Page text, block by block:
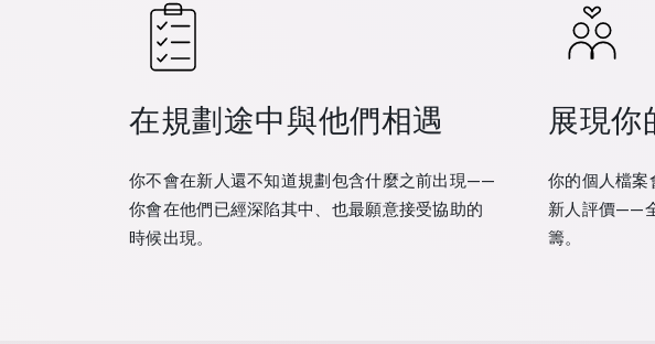
在規劃途中與他們相遇
你不會在新人還不知道規劃包含什麼之前出現——
你會在他們已經深陷其中、也最願意接受協助的
時候出現。
展現你
你的個人檔案
新人評價——
籌。